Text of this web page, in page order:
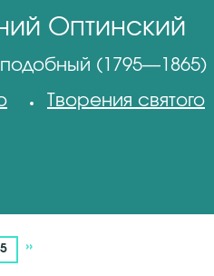
Оптинский
(1795—1865)
Творения святого
5 »